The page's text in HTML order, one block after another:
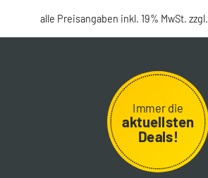
alle Preisangaben inkl. 19% MwSt. zzgl.
Immer die
aktuellsten
Deals!